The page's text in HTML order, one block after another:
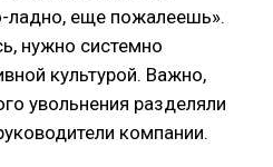
ладно, еще пожалеешь».
нужно системно
культурой. Важно,
увольнения разделяли
компании.